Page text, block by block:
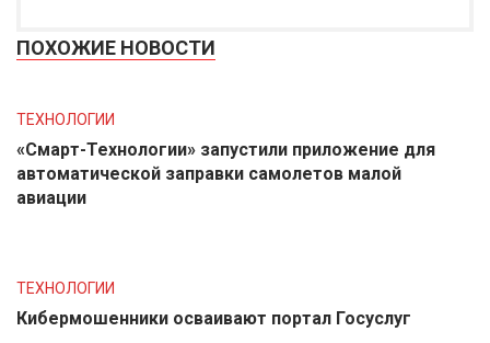
ПОХОЖИЕ НОВОСТИ
ТЕХНОЛОГИИ
«Смарт-Технологии» запустили приложение для
автоматической заправки самолетов малой
авиации
ТЕХНОЛОГИИ
Кибермошенники осваивают портал Госуслуг